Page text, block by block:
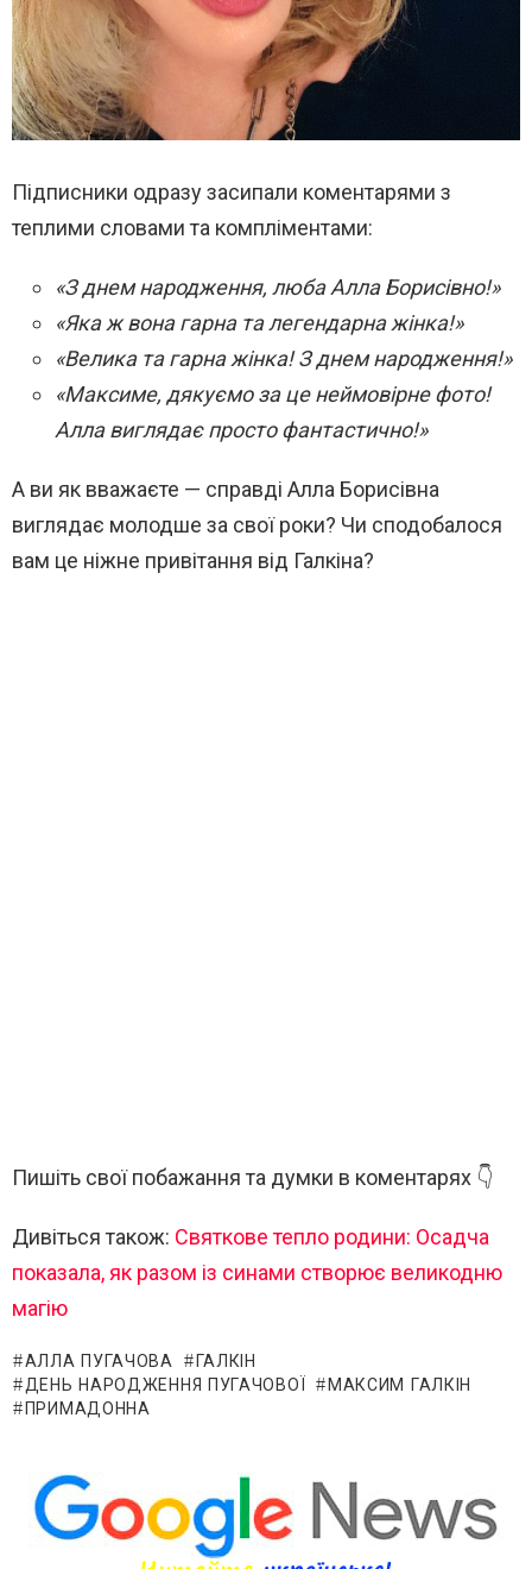
Підписники одразу засипали коментарями з
теплими словами та компліментами:
«З днем народження, люба Алла Борисівно!»
«Яка ж вона гарна та легендарна жінка!»
«Велика та гарна жінка! З днем народження!»
«Максиме, дякуємо за це неймовірне фото!
Алла виглядає просто фантастично!»
А ви як вважаєте — справді Алла Борисівна
виглядає молодше за свої роки? Чи сподобалося
вам це ніжне привітання від Галкіна?
Пишіть свої побажання та думки в коментарях 👇
Дивіться також: Святкове тепло родини: Осадча
показала, як разом із синами створює великодню
магію
АЛЛА ПУГАЧОВА
ГАЛКІН
ДЕНЬ НАРОДЖЕННЯ ПУГАЧОВОЇ
МАКСИМ ГАЛКІН
ПРИМАДОННА